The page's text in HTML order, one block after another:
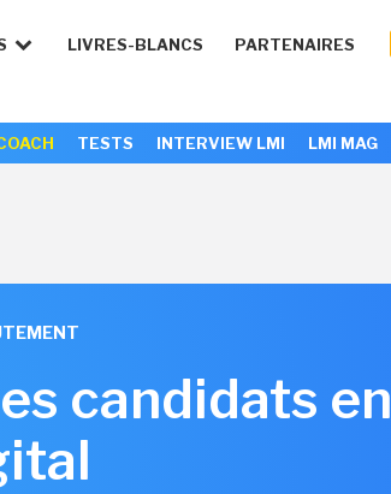
LIVRES-BLANCS PARTENAIRES
TESTS INTERVIEW LMI LMI MAG
candidats en